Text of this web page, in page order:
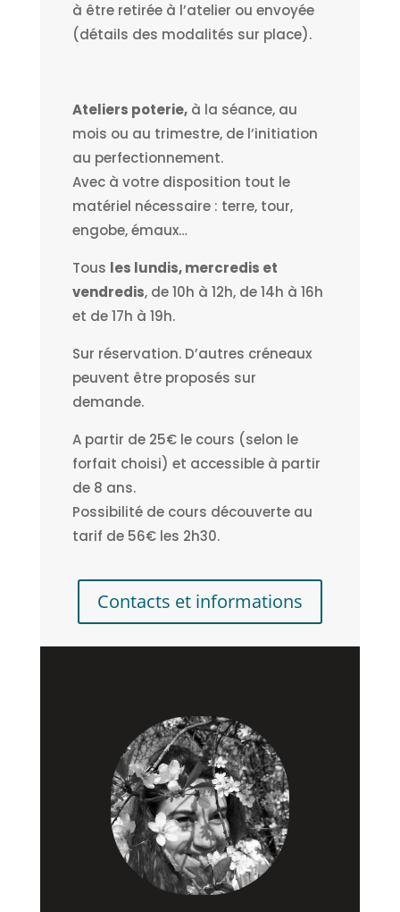
à être retirée à l’atelier ou envoyée
(détails des modalités sur place).
Ateliers poterie,à la séance, au
mois ou au trimestre, de l’initiation
au perfectionnement.
Avec à votre disposition tout le
matériel nécessaire : terre, tour,
engobe, émaux…
Tous les lundis, mercredis et
vendredis, de 10h à 12h, de 14h à 16h
et de 17h à 19h.
Sur réservation. D’autres créneaux
peuvent être proposés sur
demande.
A partir de 25€ le cours (selon le
forfait choisi) et accessible à partir
de 8 ans.
Possibilité de cours découverte au
tarif de 56€ les 2h30.
Contacts et informations